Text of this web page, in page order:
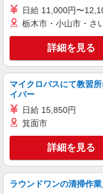
メゾピアノ
販売
ア
三
パー
キープ
アルバイト パート
MERCURYDUO
販売
1,170
三
日給 11,000円〜
栃木市・小山市・さ
詳細を見る
マイクロバスにて教習
イバー
日給 15,850円
箕面市
詳細を見る
ラウンドワンの清掃作業